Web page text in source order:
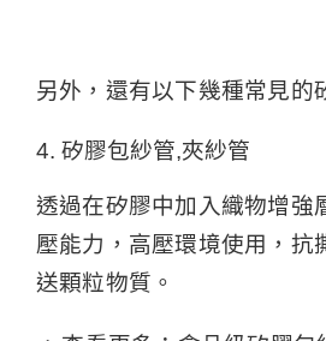
另外，還有以下幾種常見的
4. 矽膠包紗管,夾紗管
透過在矽膠中加入織物增強
壓能力，高壓環境使用，抗
送顆粒物質。